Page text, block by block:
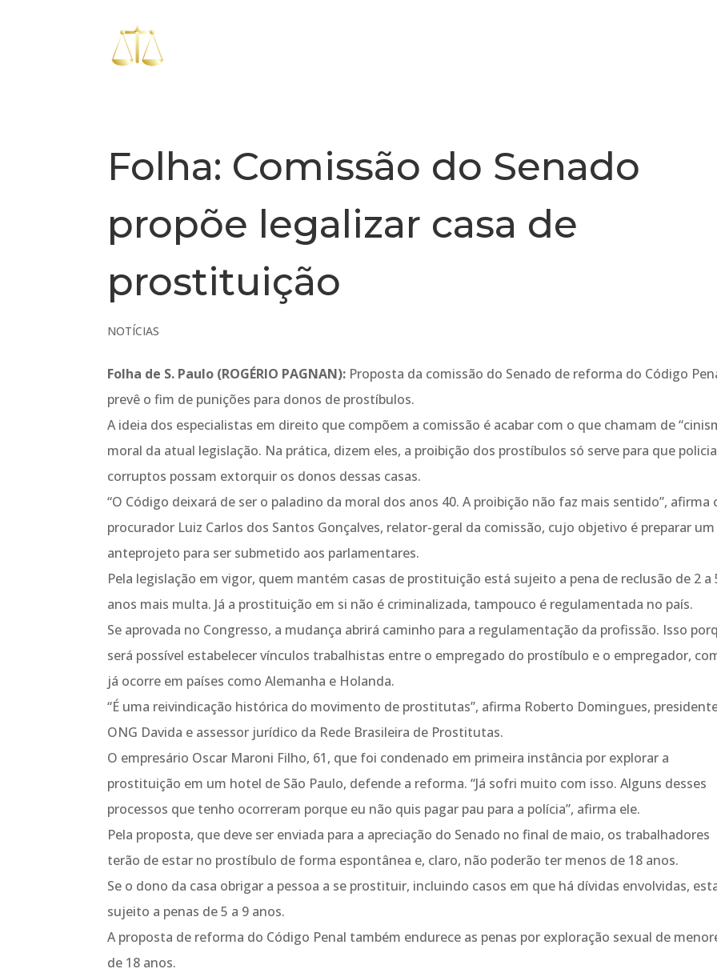
Folha: Comissão do Senado
propõe legalizar casa de
prostituição
NOTÍCIAS
Folha de S. Paulo (ROGÉRIO PAGNAN): Proposta da comissão do Senado de reforma do Código
prevê o fim de punições para donos de prostíbulos.
A ideia dos especialistas em direito que compõem a comissão é acabar com o que chamam de
moral da atual legislação. Na prática, dizem eles, a proibição dos prostíbulos só serve para que
corruptos possam extorquir os donos dessas casas.
“O Código deixará de ser o paladino da moral dos anos 40. A proibição não faz mais sentido”, afirma
procurador Luiz Carlos dos Santos Gonçalves, relator-geral da comissão, cujo objetivo é preparar um
anteprojeto para ser submetido aos parlamentares.
Pela legislação em vigor, quem mantém casas de prostituição está sujeito a pena de reclusão de 2 a
anos mais multa. Já a prostituição em si não é criminalizada, tampouco é regulamentada no país.
Se aprovada no Congresso, a mudança abrirá caminho para a regulamentação da profissão. Isso
será possível estabelecer vínculos trabalhistas entre o empregado do prostíbulo e o empregador,
já ocorre em países como Alemanha e Holanda.
“É uma reivindicação histórica do movimento de prostitutas”, afirma Roberto Domingues,
ONG Davida e assessor jurídico da Rede Brasileira de Prostitutas.
O empresário Oscar Maroni Filho, 61, que foi condenado em primeira instância por explorar a
prostituição em um hotel de São Paulo, defende a reforma. “Já sofri muito com isso. Alguns desses
processos que tenho ocorreram porque eu não quis pagar pau para a polícia”, afirma ele.
Pela proposta, que deve ser enviada para a apreciação do Senado no final de maio, os trabalhadores
terão de estar no prostíbulo de forma espontânea e, claro, não poderão ter menos de 18 anos.
Se o dono da casa obrigar a pessoa a se prostituir, incluindo casos em que há dívidas envolvidas,
sujeito a penas de 5 a 9 anos.
A proposta de reforma do Código Penal também endurece as penas por exploração sexual de
de 18 anos.